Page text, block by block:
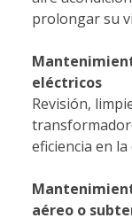
prolongar su
eléctricos
Revisión,
eficiencia en
aéreo o